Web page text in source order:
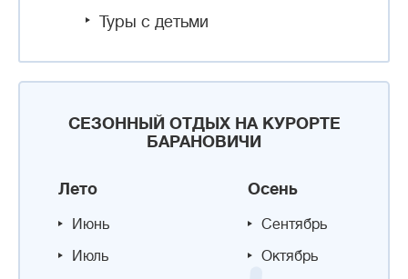
Туры с детьми
СЕЗОННЫЙ ОТДЫХ НА КУРОРТЕ
БАРАНОВИЧИ
Лето
Июнь
Июль
Осень
Сентябрь
Октябрь